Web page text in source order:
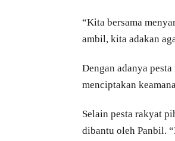
“Kita bersama
ambil, kita adakan
Dengan adanya
menciptakan
Selain pesta rakyat
dibantu oleh Panbil.